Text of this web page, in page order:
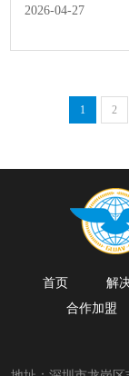
2026-04-27
1 2
首页 解
合作加盟